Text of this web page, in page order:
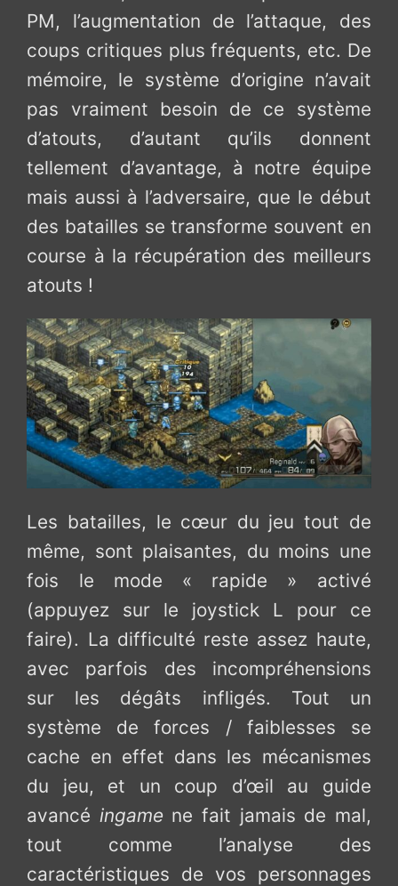
PM, l’augmentation de l’attaque, des
coups critiques plus fréquents, etc. De
mémoire, le système d’origine n’avait
pas vraiment besoin de ce système
d’atouts, d’autant qu’ils donnent
tellement d’avantage, à notre équipe
mais aussi à l’adversaire, que le début
des batailles se transforme souvent en
course à la récupération des meilleurs
atouts !
Les batailles, le cœur du jeu tout de
même, sont plaisantes, du moins une
fois le mode « rapide » activé
(appuyez sur le joystick L pour ce
faire). La difficulté reste assez haute,
avec parfois des incompréhensions
sur les dégâts infligés. Tout un
système de forces / faiblesses se
cache en effet dans les mécanismes
du jeu, et un coup d’œil au guide
avancé ingamene fait jamais de mal,
tout comme l’analyse des
caractéristiques de vos personnages